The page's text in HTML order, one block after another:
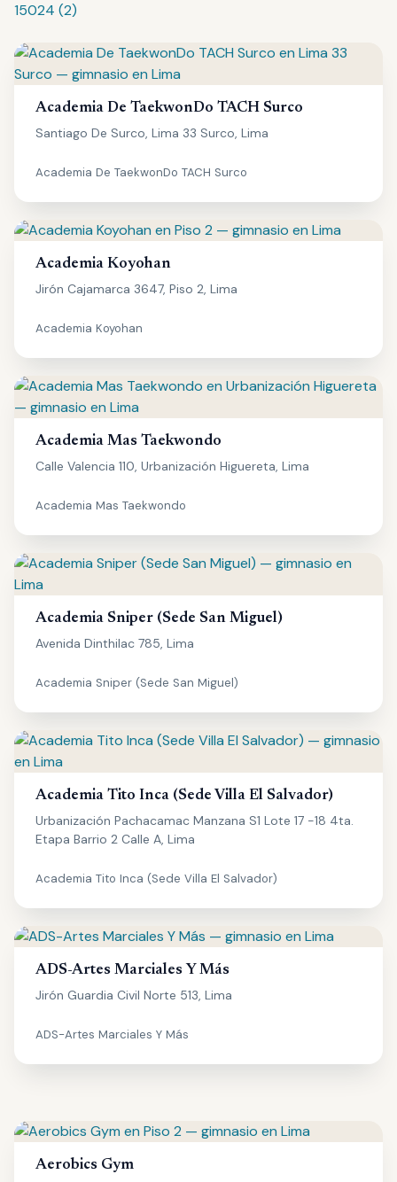
15024 (2)
Academia De TaekwonDo TACH Surco
Santiago De Surco, Lima 33 Surco, Lima
Academia De TaekwonDo TACH Surco
Academia Koyohan
Jirón Cajamarca 3647, Piso 2, Lima
Academia Koyohan
Academia Mas Taekwondo
Calle Valencia 110, Urbanización Higuereta, Lima
Academia Mas Taekwondo
Academia Sniper (Sede San Miguel)
Avenida Dinthilac 785, Lima
Academia Sniper (Sede San Miguel)
Academia Tito Inca (Sede Villa El Salvador)
Urbanización Pachacamac Manzana S1 Lote 17 -18 4ta.
Etapa Barrio 2 Calle A, Lima
Academia Tito Inca (Sede Villa El Salvador)
ADS-Artes Marciales Y Más
Jirón Guardia Civil Norte 513, Lima
ADS-Artes Marciales Y Más
Aerobics Gym